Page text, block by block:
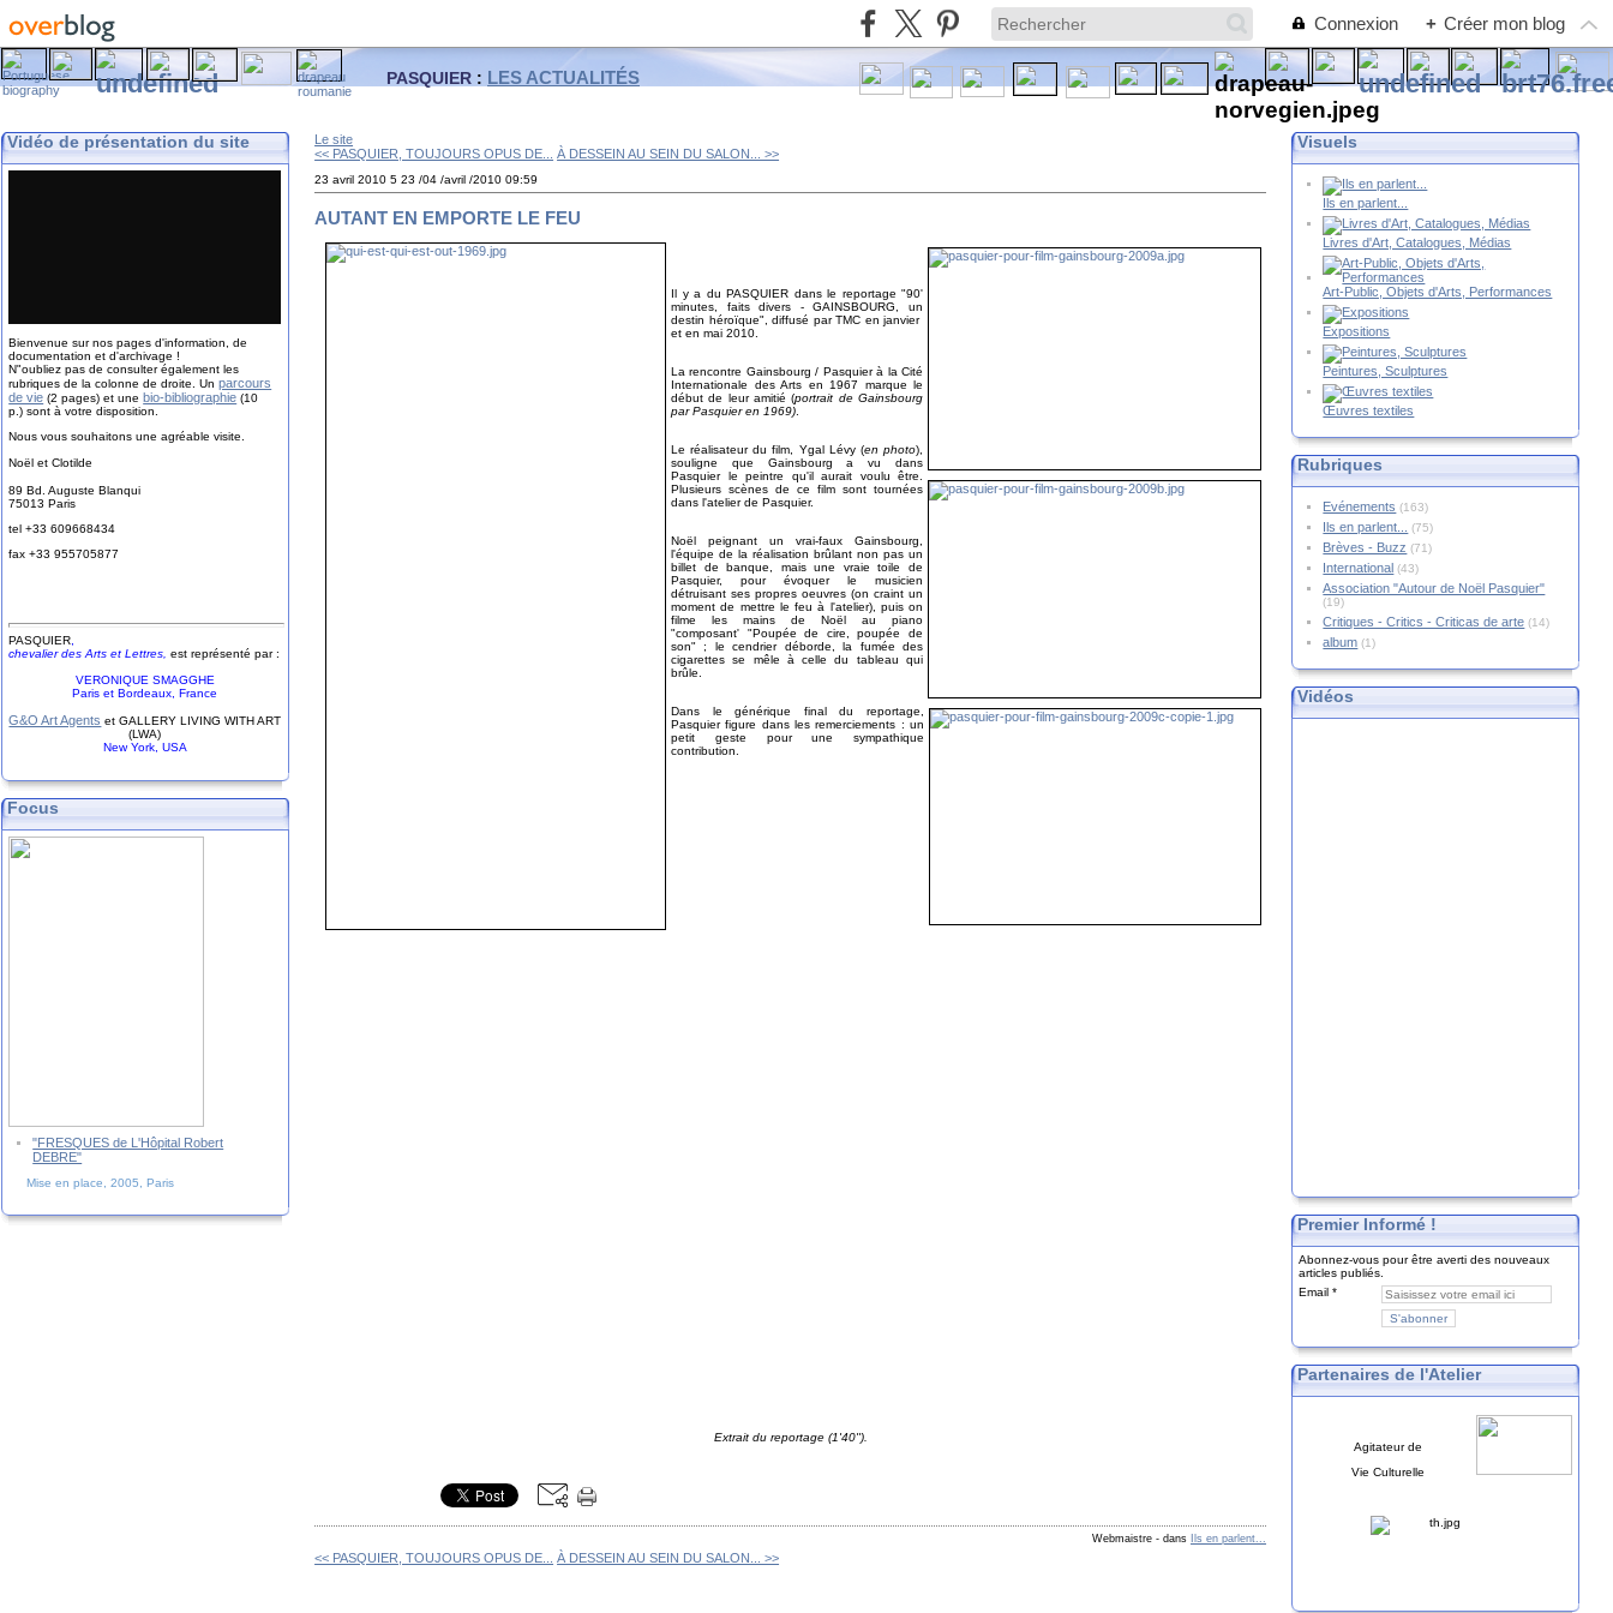
Connexion + Créer mon blog
PASQUIER : LES ACTUALITÉS
Vidéo de présentation du site
Bienvenue sur nos pages d'information, de
documentation et d'archivage !
N"oubliez pas de consulter également les
rubriques de la colonne de droite. Unparcours
de vie (2 pages) et une bio-bibliographie (10
p.) sont à votre disposition.
Nous vous souhaitons une agréable visite.
Noël et Clotilde
89 Bd. Auguste Blanqui
75013 Paris
tel +33 609668434
fax +33955705877
PASQUIER
chevalier des Arts et Lettres, est représenté par :
VERONIQUE SMAGGHE
Paris et Bordeaux, France
G&O Art Agents et GALLERY LIVING WITH ART
(LWA)
New York, USA
Focus
"FRESQUES de L'Hôpital Robert
DEBRE"
Mise en place, 2005, Paris
Le site
<< PASQUIER, TOUJOURS OPUS DE...
À DESSEIN AU SEIN DU SALON... >>
23 avril 2010 5 23 /04 /avril /2010 09:59
AUTANT EN EMPORTE LE FEU
Il y a du PASQUIER dans le reportage "90'
minutes, faits divers - GAINSBOURG, un
destin héroïque", diffusé par TMC en janvier
et en mai 2010.
La rencontre Gainsbourg / Pasquier à la Cité
Internationale des Arts en 1967 marque le
début de leur amitié (portrait de Gainsbourg
par Pasquier en 1969).
Le réalisateur du film, Ygal Lévy (en photo),
souligne que Gainsbourg a vu dans
Pasquier le peintre qu'il aurait voulu être.
Plusieurs scènes de ce film sont tournées
dans l'atelier de Pasquier.
Noël peignant un vrai-faux Gainsbourg,
l'équipe de la réalisation brûlant non pas un
billet de banque, mais une vraie toile de
Pasquier, pour évoquer le musicien
détruisant ses propres oeuvres (on craint un
moment de mettre le feu à l'atelier), puis on
filme les mains de Noël au piano
"composant' "Poupée de cire, poupée de
son" ; le cendrier déborde, la fumée des
cigarettes se mêle à celle du tableau qui
brûle.
Dans le générique final du reportage,
Pasquier figure dans les remerciements : un
petit geste pour une sympathique
contribution.
Extrait du reportage (1'40'').
Webmaistre - dans Ils en parlent...
<< PASQUIER, TOUJOURS OPUS DE... À DESSEIN AU SEIN DU SALON... >>
Visuels
Ils en parlent...
Livres d'Art, Catalogues, Médias
Art-Public, Objets d'Arts, Performances
Expositions
Peintures, Sculptures
Œuvres textiles
Rubriques
Evénements (163)
Ils en parlent... (75)
Brèves - Buzz (71)
International (43)
Association "Autour de Noël Pasquier"
(19)
Critiques - Critics - Criticas de arte (14)
album (1)
Vidéos
Premier Informé !
Abonnez-vous pour être averti des nouveaux
articles publiés.
Email
Partenaires de l'Atelier
Agitateur de
Vie Culturelle